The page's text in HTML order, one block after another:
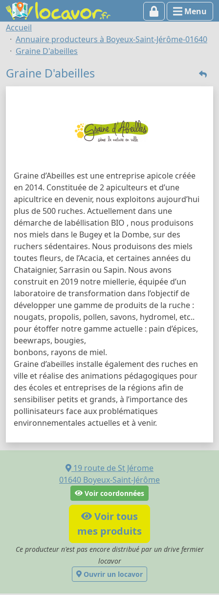
Menu
Accueil
Annuaire producteurs à Boyeux-Saint-Jérôme-01640
Graine D'abeilles
Graine D'abeilles
Graine d’Abeilles est une entreprise apicole créée
en 2014. Constituée de 2 apiculteurs et d’une
apicultrice en devenir, nous exploitons aujourd’hui
plus de 500 ruches. Actuellement dans une
démarche de labéllisation BIO , nous produisons
nos miels dans le Bugey et la Dombe, sur des
ruchers sédentaires. Nous produisons des miels
toutes fleurs, de l’Acacia, et certaines années du
Chataignier, Sarrasin ou Sapin. Nous avons
construit en 2019 notre miellerie, équipée d’un
laboratoire de transformation dans l’objectif de
développer une gamme de produits de la ruche :
nougats, propolis, pollen, savons, hydromel, etc..
pour étoffer notre gamme actuelle : pain d’épices,
beewraps, bougies,
bonbons, rayons de miel.
Graine d’abeilles installe également des ruches en
ville et réalise des animations pédagogiques pour
des écoles et entreprises de la régions afin de
sensibiliser petits et grands, à l’importance des
pollinisateurs face aux problématiques
environnementales actuelles et à venir.
19 route de St Jérome
01640 Boyeux-Saint-Jérôme
Voir coordonnées
Voir tous
mes produits
Ce producteur n'est pas encore distribué par un drive fermier
locavor
Ouvrir un locavor